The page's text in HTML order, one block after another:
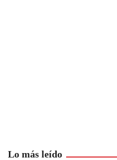
Lo más leído